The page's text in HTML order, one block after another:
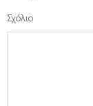
Σχόλιο